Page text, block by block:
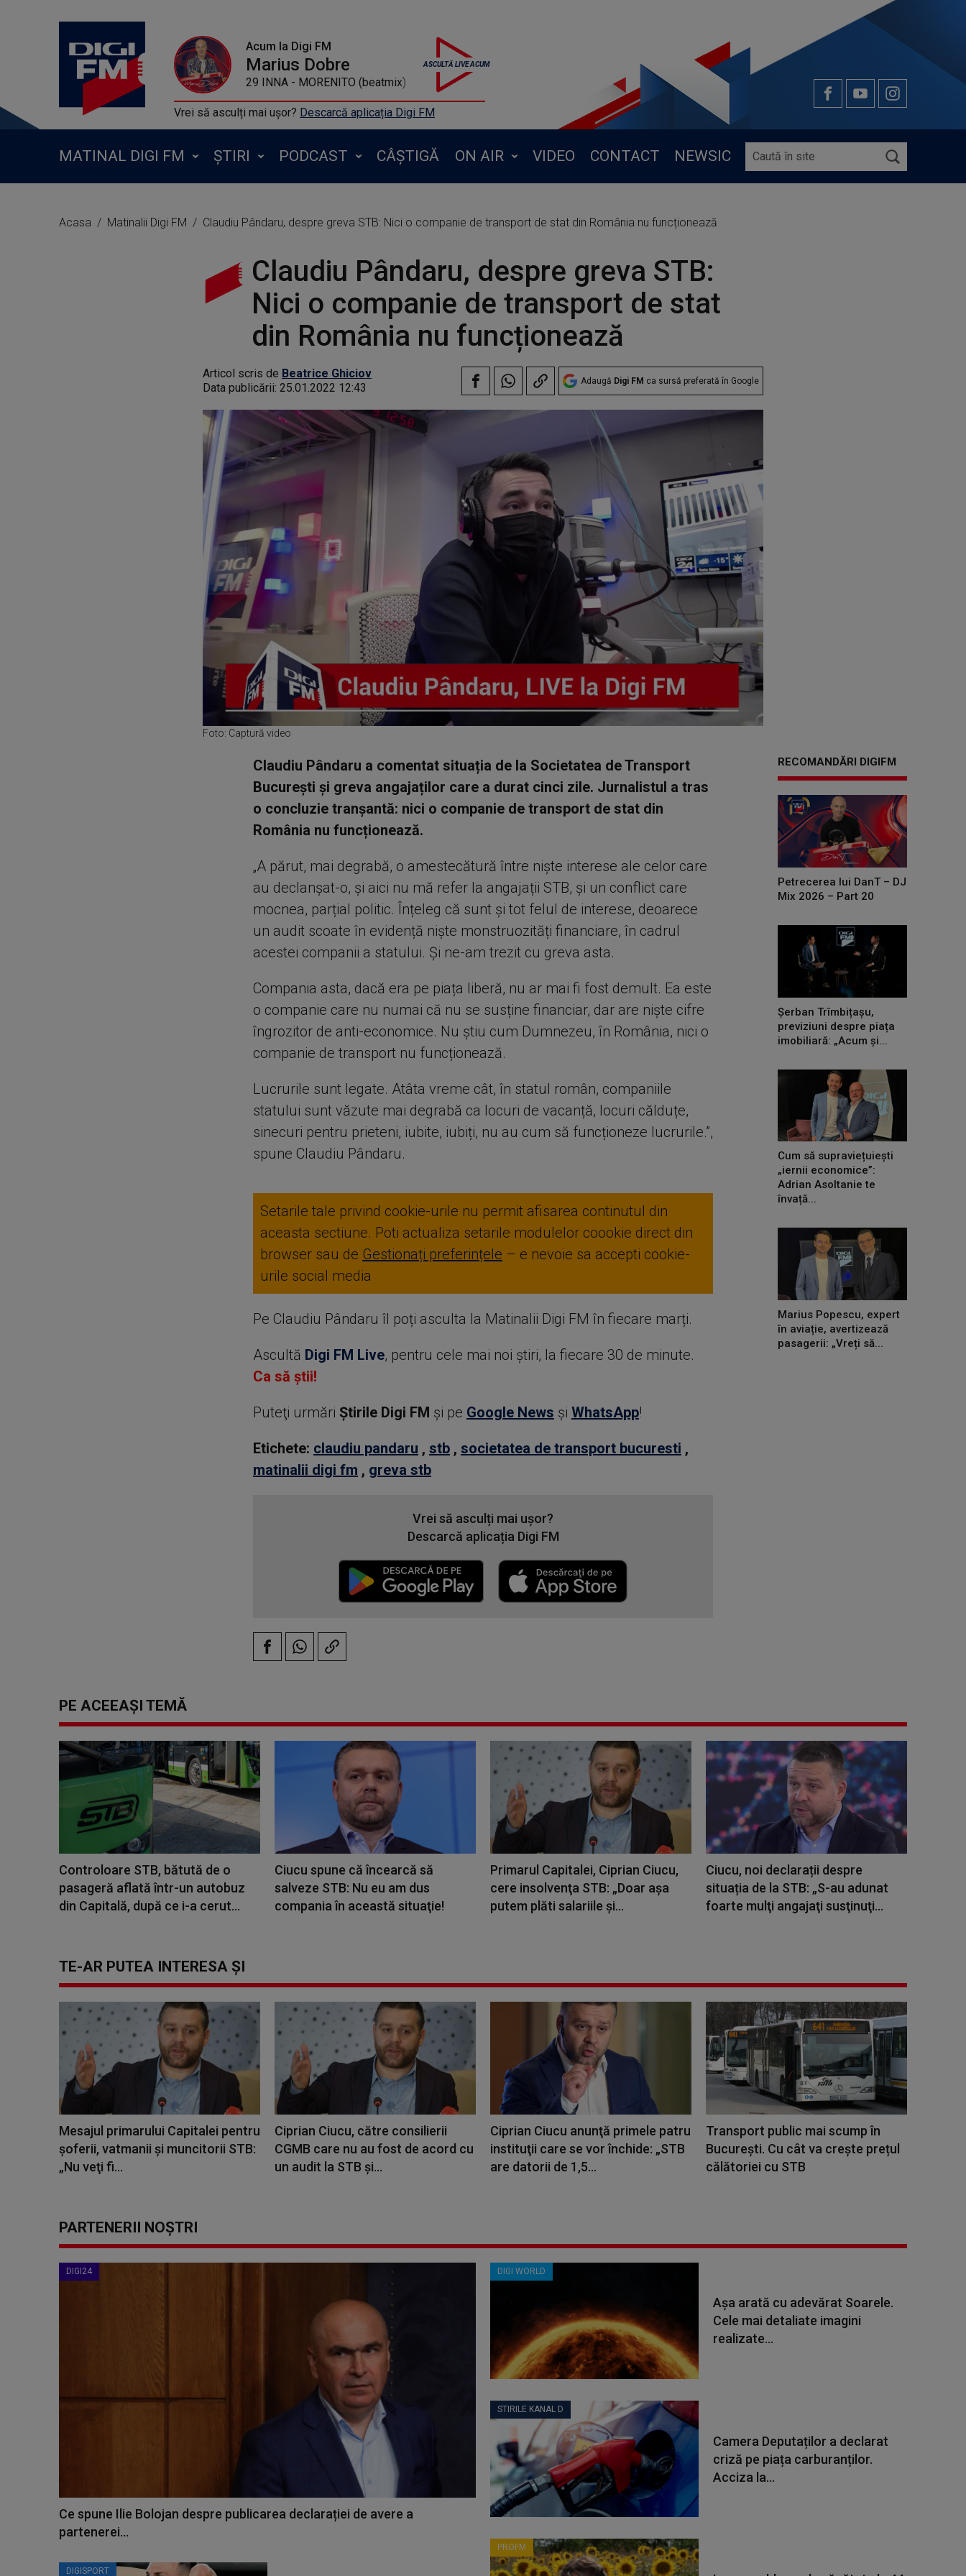
Acum la Digi FM
Marius Dobre
29 INNA - MORENITO (beatmix)
Vrei să asculți mai ușor? Descarcă aplicația Digi FM
MATINAL DIGI FM ȘTIRI PODCAST CÂȘTIGĂ ON AIR VIDEO CONTACT NEWSIC
Acasa Matinalii Digi FM Claudiu Pândaru, despre greva STB: Nici o companie de transport de stat din România nu funcționează
Claudiu Pândaru, despre greva STB:
Nici o companie de transport de stat
din România nu funcționează
Articol scris de Beatrice Ghiciov
Data publicării: 25.01.2022 12:43 Adaugă Digi FM ca sursă preferată în Google
Foto: Captură video
Claudiu Pândaru a comentat situația de la Societatea de Transport
București și greva angajaților care a durat cinci zile. Jurnalistul a tras
o concluzie tranșantă: nici o companie de transport de stat din
România nu funcționează.
„A părut, mai degrabă, o amestecătură între niște interese ale celor care
au declanșat-o, și aici nu mă refer la angajații STB, și un conflict care
mocnea, parțial politic. Înțeleg că sunt și tot felul de interese, deoarece
un audit scoate în evidență niște monstruozități financiare, în cadrul
acestei companii a statului. Și ne-am trezit cu greva asta.
Compania asta, dacă era pe piața liberă, nu ar mai fi fost demult. Ea este
o companie care nu numai că nu se susține financiar, dar are niște cifre
îngrozitor de anti-economice. Nu știu cum Dumnezeu, în România, nici o
companie de transport nu funcționează.
Lucrurile sunt legate. Atâta vreme cât, în statul român, companiile
statului sunt văzute mai degrabă ca locuri de vacanță, locuri călduțe,
sinecuri pentru prieteni, iubite, iubiți, nu au cum să funcționeze lucrurile.”,
spune Claudiu Pândaru.
Setarile tale privind cookie-urile nu permit afisarea continutul din
aceasta sectiune. Poti actualiza setarile modulelor coookie direct din
browser sau de Gestionați preferințele – e nevoie sa accepti cookie-
urile social media
Pe Claudiu Pândaru îl poți asculta la Matinalii Digi FM în fiecare marți.
Ascultă Digi FM Live, pentru cele mai noi știri, la fiecare 30 de minute.
Ca să știi!
Puteţi urmări Știrile Digi FM şi pe Google News şi WhatsApp!
Etichete: claudiu pandaru , stb, societatea de transport bucuresti ,
matinalii digi fm , greva stb
Vrei să asculți mai ușor?
Descarcă aplicația Digi FM
RECOMANDĂRI DIGIFM
Petrecerea lui DanT – DJ
Mix 2026 – Part 20
Șerban Trîmbițașu,
previziuni despre piața
imobiliară: „Acum și...
Cum să supraviețuiești
„iernii economice”:
Adrian Asoltanie te
învață...
Marius Popescu, expert
în aviație, avertizează
pasagerii: „Vreți să...
PE ACEEAȘI TEMĂ
Controloare STB, bătută de o
pasageră aflată într-un autobuz
din Capitală, după ce i-a cerut...
Ciucu spune că încearcă să
salveze STB: Nu eu am dus
compania în această situaţie!
Primarul Capitalei, Ciprian Ciucu,
cere insolvenţa STB: „Doar aşa
putem plăti salariile și...
Ciucu, noi declarații despre
situația de la STB: „S-au adunat
foarte mulţi angajaţi susţinuţi...
TE-AR PUTEA INTERESA ȘI
Mesajul primarului Capitalei pentru
şoferii, vatmanii şi muncitorii STB:
„Nu veţi fi...
Ciprian Ciucu, către consilierii
CGMB care nu au fost de acord cu
un audit la STB şi...
Ciprian Ciucu anunţă primele patru
instituţii care se vor închide: „STB
are datorii de 1,5...
Transport public mai scump în
București. Cu cât va crește prețul
călătoriei cu STB
PARTENERII NOȘTRI
DIGI24
Ce spune Ilie Bolojan despre publicarea declarației de avere a
partenerei...
DIGISPORT
DIGI WORLD
Așa arată cu adevărat Soarele.
Cele mai detaliate imagini
realizate...
STIRILE KANAL D
Camera Deputaților a declarat
criză pe piața carburanților.
Acciza la...
PROFM